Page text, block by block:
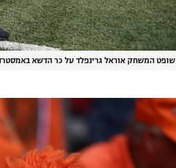
שופט המשחק אוראל גרינפלד על כר הדשא